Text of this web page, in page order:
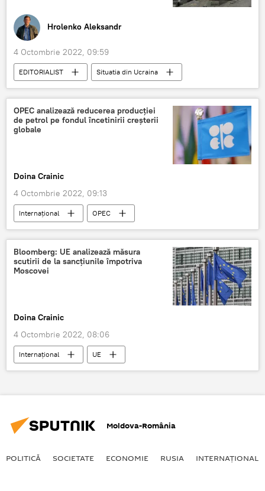
Hrolenko Aleksandr
4 Octombrie 2022, 09:59
EDITORIALIST
Situatia din Ucraina
Rusia
Armata Rusă
OPEC analizează reducerea producției
de petrol pe fondul încetinirii creșterii
globale
Doina Crainic
4 Octombrie 2022, 09:13
Internaţional
OPEC
prețurile la petrol
Petrol
Bloomberg: UE analizează măsura
scutirii de la sancțiunile împotriva
Moscovei
Doina Crainic
4 Octombrie 2022, 08:06
Internaţional
UE
sancțiuni antirusești
Rusia
Moldova-România
POLITICĂ SOCIETATE ECONOMIE RUSIA INTERNAŢIONAL